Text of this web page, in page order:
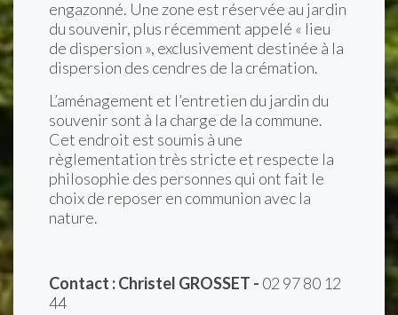
engazonné. Une zone est réservée au jardin
du souvenir, plus récemment appelé « lieu
de dispersion », exclusivement destinée à la
dispersion des cendres de la crémation.
L’aménagement et l’entretien du jardin du
souvenir sont à la charge de la commune.
Cet endroit est soumis à une
règlementation très stricte et respecte la
philosophie des personnes qui ont fait le
choix de reposer en communion avec la
nature.
Contact : Christel GROSSET - 02 97 80 12
44